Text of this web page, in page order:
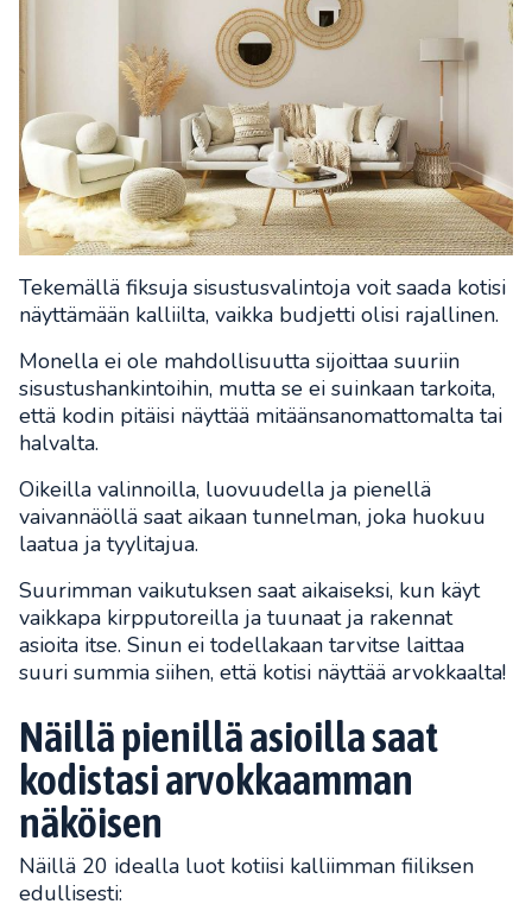
Tekemällä fiksuja sisustusvalintoja voit saada kotisi
näyttämään kalliilta, vaikka budjetti olisi rajallinen.
Monella ei ole mahdollisuutta sijoittaa suuriin
sisustushankintoihin, mutta se ei suinkaan tarkoita,
että kodin pitäisi näyttää mitäänsanomattomalta tai
halvalta.
Oikeilla valinnoilla, luovuudella ja pienellä
vaivannäöllä saat aikaan tunnelman, joka huokuu
laatua ja tyylitajua.
Suurimman vaikutuksen saat aikaiseksi, kun käyt
vaikkapa kirpputoreilla ja tuunaat ja rakennat
asioita itse. Sinun ei todellakaan tarvitse laittaa
suuri summia siihen, että kotisi näyttää arvokkaalta!
Näillä pienillä asioilla saat
kodistasi arvokkaamman
näköisen
Näillä 20 idealla luot kotiisi kalliimman fiiliksen
edullisesti: